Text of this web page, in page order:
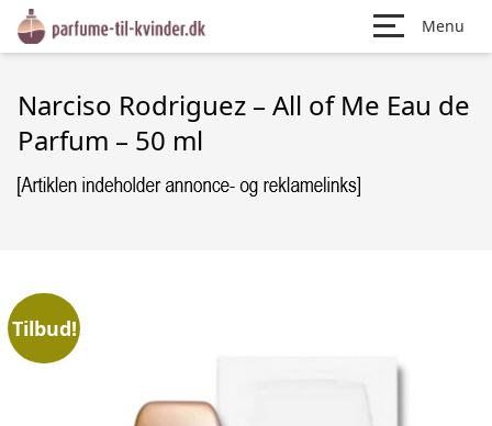
Menu
Narciso Rodriguez – All of Me Eau de
Parfum – 50 ml
Tilbud!